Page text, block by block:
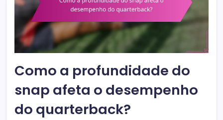
Como a profundidade do
snap afeta o desempenho
do quarterback?